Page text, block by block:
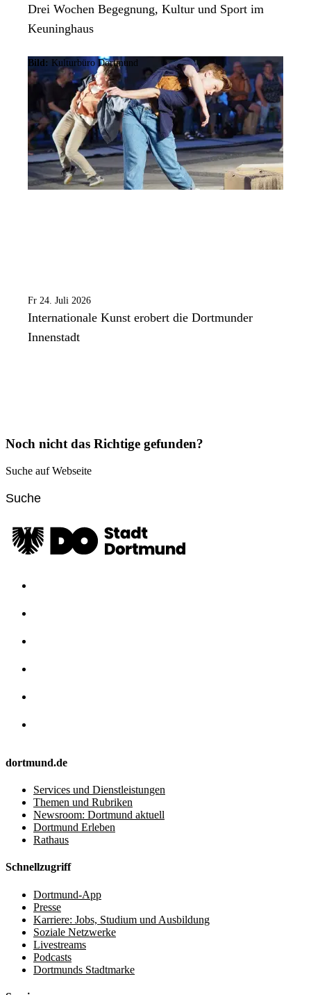
Drei Wochen Begegnung, Kultur und Sport im
Keuninghaus
Bild: Kulturbüro Dortmund
Fr 24. Juli 2026
Internationale Kunst erobert die Dortmunder
Innenstadt
Noch nicht das Richtige gefunden?
Suche auf Webseite
dortmund.de
Services und Dienstleistungen
Themen und Rubriken
Newsroom: Dortmund aktuell
Dortmund Erleben
Rathaus
Schnellzugriff
Dortmund-App
Presse
Karriere: Jobs, Studium und Ausbildung
Soziale Netzwerke
Livestreams
Podcasts
Dortmunds Stadtmarke